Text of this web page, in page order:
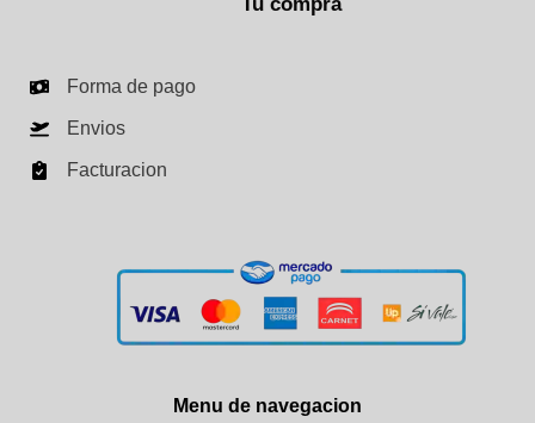
Forma de pago
Envios
Facturacion
Menu de navegacion